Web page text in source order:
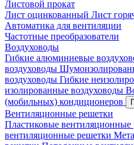
Листовой прокат
Лист оцинкованный Лист
Автоматика для вентиляции
Частотные преобразователи
Воздуховоды
Гибкие алюминиевые
воздуховоды
воздуховоды Гибкие
изолированные воздуховоды
(мобильных) кондиционеров
Вентиляционные решетки
Пластиковые вентиляционные
вентиляционные решетки